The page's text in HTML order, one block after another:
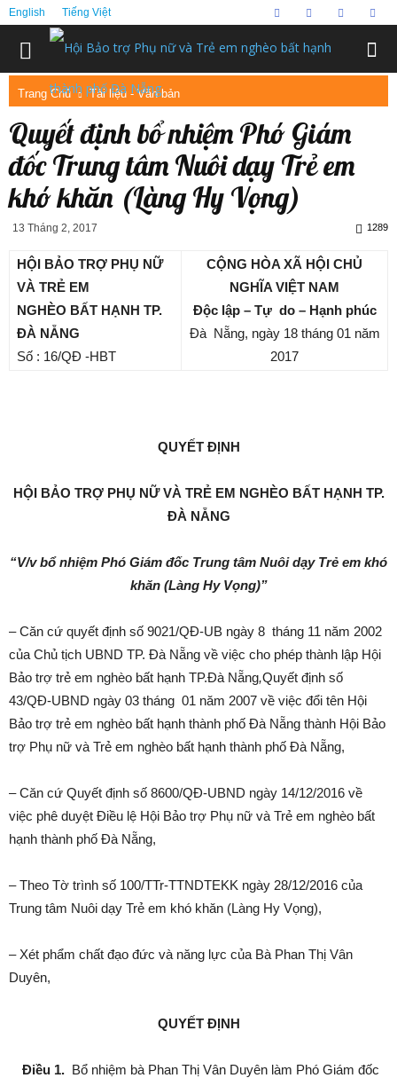
English Tiếng Việt
Trang Chủ Tài liệu - Văn bản
Quyết định bổ nhiệm Phó Giám
đốc Trung tâm Nuôi dạy Trẻ em
khó khăn (Làng Hy Vọng)
13 Tháng 2, 2017 1289
HỘI BẢO TRỢ PHỤ NỮ
VÀ TRẺ EM
NGHÈO BẤT HẠNH TP.
ĐÀ NẴNG
Số : 16/QĐ -HBT
CỘNG HÒA XÃ HỘI CHỦ
NGHĨA VIỆT NAM
Độc lập – Tự do – Hạnh phúc
Đà Nẵng, ngày 18 tháng 01 năm
2017
QUYẾT ĐỊNH
HỘI BẢO TRỢ PHỤ NỮ VÀ TRẺ EM NGHÈO BẤT HẠNH TP.
ĐÀ NẴNG
“V/v bổ nhiệm Phó Giám đốc Trung tâm Nuôi dạy Trẻ em khó
khăn (Làng Hy Vọng)”
– Căn cứ quyết định số 9021/QĐ-UB ngày 8 tháng 11 năm 2002
của Chủ tịch UBND TP. Đà Nẵng về việc cho phép thành lập Hội
Bảo trợ trẻ em nghèo bất hạnh TP.Đà Nẵng,Quyết định số
43/QĐ-UBND ngày 03 tháng 01 năm 2007 về việc đổi tên Hội
Bảo trợ trẻ em nghèo bất hạnh thành phố Đà Nẵng thành Hội Bảo
trợ Phụ nữ và Trẻ em nghèo bất hạnh thành phố Đà Nẵng,
– Căn cứ Quyết định số 8600/QĐ-UBND ngày 14/12/2016 về
việc phê duyệt Điều lệ Hội Bảo trợ Phụ nữ và Trẻ em nghèo bất
hạnh thành phố Đà Nẵng,
– Theo Tờ trình số 100/TTr-TTNDTEKK ngày 28/12/2016 của
Trung tâm Nuôi dạy Trẻ em khó khăn (Làng Hy Vọng),
– Xét phẩm chất đạo đức và năng lực của Bà Phan Thị Vân
Duyên,
QUYẾT ĐỊNH
Điều 1.Bổ nhiệm bà Phan Thị Vân Duyên làm Phó Giám đốc